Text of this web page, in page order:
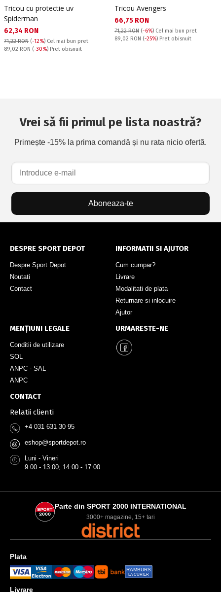
Tricou cu protectie uv
Spiderman
Текуща цена:
62,34 RON
71,22 RON (-12%) Cel mai bun pret
Pret obisnuit:
89,02 RON (-30%) Pret obisnuit
Tricou Avengers
Текуща цена:
66,75 RON
71,22 RON (-6%) Cel mai bun pret
Pret obisnuit:
89,02 RON (-25%) Pret obisnuit
Vrei să fii primul pe lista noastră?
Primește -15% la prima comandă și nu rata nicio ofertă.
Aboneaza-te
DESPRE SPORT DEPOT
Despre Sport Depot
Noutati
Contact
INFORMATII SI AJUTOR
Cum cumpar?
Livrare
Modalitati de plata
Returnare si inlocuire
Ajutor
MENȚIUNI LEGALE
Conditii de utilizare
SOL
ANPC - SAL
ANPC
URMARESTE-NE
CONTACT
Relatii clienti
+4 031 631 30 95
@ eshop@sportdepot.ro
Luni - Vineri
9:00 - 13:00; 14:00 - 17:00
Parte din SPORT 2000 INTERNATIONAL
3000+ magazine, 15+ tari
Plata
RAMBURS
LA CURIER
Livrare